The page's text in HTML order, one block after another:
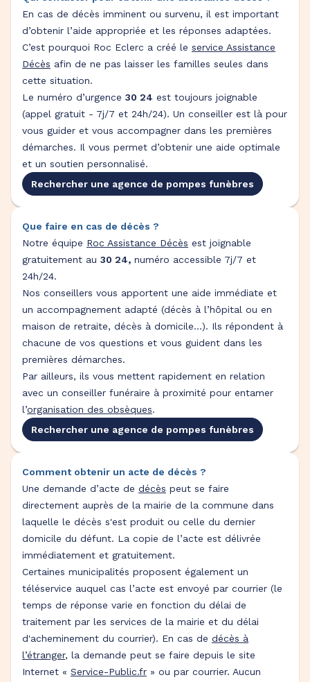
En cas de décès imminent ou survenu, il est important
d’obtenir l’aide appropriée et les réponses adaptées.
C’est pourquoi Roc Eclerc a créé le service Assistance
Décès afin de ne pas laisser les familles seules dans
cette situation.
Le numéro d’urgence 30 24 est toujours joignable
(appel gratuit - 7j/7 et 24h/24). Un conseiller est là pour
vous guider et vous accompagner dans les premières
démarches. Il vous permet d’obtenir une aide optimale
et un soutien personnalisé.
Rechercher une agence de pompes funèbres
Que faire en cas de décès ?
Notre équipe Roc Assistance Décès est joignable
gratuitement au 30 24, numéro accessible 7j/7 et
24h/24.
Nos conseillers vous apportent une aide immédiate et
un accompagnement adapté (décès à l’hôpital ou en
maison de retraite, décès à domicile…). Ils répondent à
chacune de vos questions et vous guident dans les
premières démarches.
Par ailleurs, ils vous mettent rapidement en relation
avec un conseiller funéraire à proximité pour entamer
l’organisation des obsèques.
Rechercher une agence de pompes funèbres
Comment obtenir un acte de décès ?
Une demande d’acte de décès peut se faire
directement auprès de la mairie de la commune dans
laquelle le décès s'est produit ou celle du dernier
domicile du défunt. La copie de l’acte est délivrée
immédiatement et gratuitement.
Certaines municipalités proposent également un
téléservice auquel cas l’acte est envoyé par courrier (le
temps de réponse varie en fonction du délai de
traitement par les services de la mairie et du délai
d'acheminement du courrier). En cas de décès à
l’étranger, la demande peut se faire depuis le site
Internet « Service-Public.fr » ou par courrier. Aucun